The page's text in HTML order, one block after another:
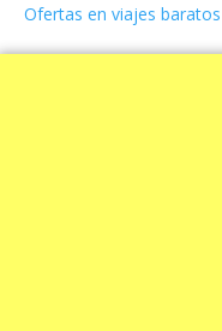
Ofertas en viajes baratos